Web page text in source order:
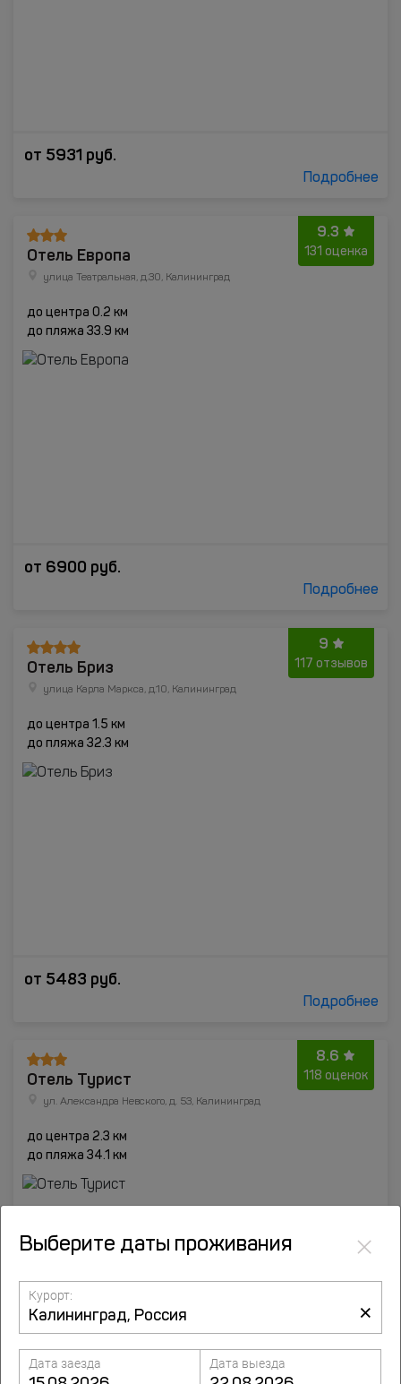
от 5931 руб.
Подробнее
9.3
131 оценка
Отель Европа
улица Театральная, д.30, Калининград
до центра 0.2 км
до пляжа 33.9 км
от 6900 руб.
Подробнее
9
117 отзывов
Отель Бриз
улица Карла Маркса, д.10, Калининград
до центра 1.5 км
до пляжа 32.3 км
от 5483 руб.
Подробнее
8.6
118 оценок
Отель Турист
ул. Александра Невского, д. 53, Калининград
до центра 2.3 км
до пляжа 34.1 км
Выберите даты проживания ×
Курорт:
×
Дата заезда Дата выезда